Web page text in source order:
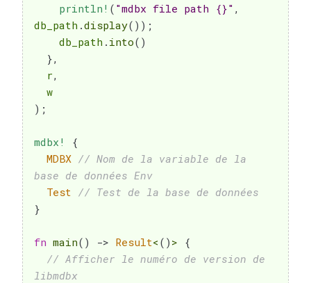
println! ( "mdbx file path {}" ,
db_path .display( ) ) ;
    db_path
. into( )
},
  r
,
) ;
mdbx!
{
MDBX // Nom de la variable de la
base de données Env
Test
// Test de la base de données
}
fn main( ) -> Result< ( ) > {
// Afficher le numéro de version de
libmdbx